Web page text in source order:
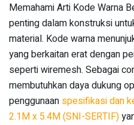
Memahami Arti Kode Warna
penting dalam konstruksi
material. Kode warna
yang berkaitan erat dengan
seperti wiremesh. Sebagai
membutuhkan daya dukung
penggunaan spesifikasi dan
2.1M x 5.4M (SNI-SERTIF)